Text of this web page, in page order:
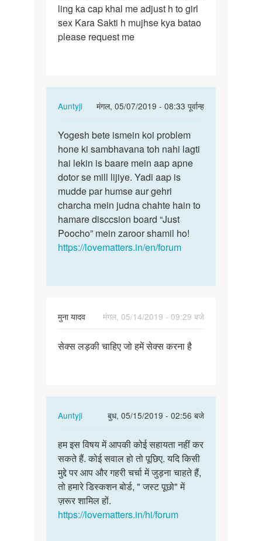
ched
chota
h…
ling ka cap khal me adjust h to girl
sex Kara Sakti h mujhse kya batao
please request me
Auntyji
मंगल, 05/07/2019 - 08:33 पूर्वान्ह
In
to
Mere
penis
ka
ched
chota
h…
by
Yogesh
Yogesh
bete
ismein
koi…
Yogesh bete ismein koi problem
hone ki sambhavana toh nahi lagti
hai lekin is baare mein aap apne
dotor se mill lijiye. Yadi aap is
mudde par humse aur gehri
charcha mein judna chahte hain to
hamare disccsion board “Just
Poocho” mein zaroor shamil ho!
https://lovematters.in/en/forum
मुना यादव
मंगल, 05/14/2019 - 09:29 बजे
सेक्स
सेक्स लड़की चाहिए जो हमें सेक्स करना है
Auntyji
बुध, 05/15/2019 - 02:56 बजे
In
to
सेक्स
लड़की
चाहिए
जो
हमें…
हम
इस
विषय
में
आपकी
कोई…
हम इस विषय में आपकी कोई सहायता नहीं कर
सकते हैं. कोई सवाल हो तो पूछिए. यदि किसी
मुद्दे पर आप और गहरी चर्चा में जुड़ना चाहते हैं,
तो हमारे डिस्कशन बोर्ड, " जस्ट पूछो" में
ज़रूर शामिल हों.
https://lovematters.in/hi/forum